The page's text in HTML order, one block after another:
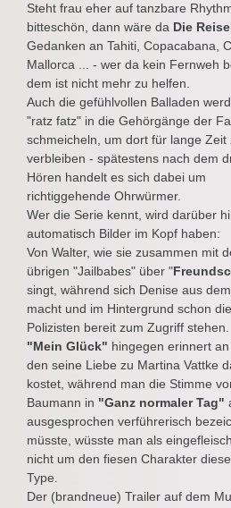
Steht frau eher auf tanzbare
bitteschön, dann wäre da Die
Gedanken an Tahiti, Copacabana,
Mallorca ... - wer da kein Fernweh
dem ist nicht mehr zu helfen.
Auch die gefühlvollen Balladen
"ratz fatz" in die Gehörgänge der
schmeicheln, um dort für lange Zeit
verbleiben - spätestens nach dem
Hören handelt es sich dabei um
richtiggehende Ohrwürmer.
Wer die Serie kennt, wird darüber
automatisch Bilder im Kopf haben:
Von Walter, wie sie zusammen mit
übrigen "Jailbabes" über "
singt, während sich Denise aus
macht und im Hintergrund schon die
Polizisten bereit zum Zugriff stehen.
"Mein Glück" hingegen erinnert an
den seine Liebe zu Martina Vattke
kostet, während man die Stimme
Baumann in "Ganz normaler Tag"
ausgesprochen verführerisch
müsste, wüsste man als
nicht um den fiesen Charakter
Type.
Der (brandneue) Trailer auf dem